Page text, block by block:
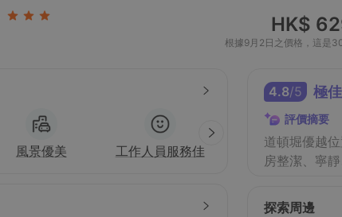
HK$
根據9月2日之價格，這是
風景優美 工作人員服務佳 餐飲
4.8/5 極佳
評價摘要
道頓堀優越
房整潔、寧
探索周邊